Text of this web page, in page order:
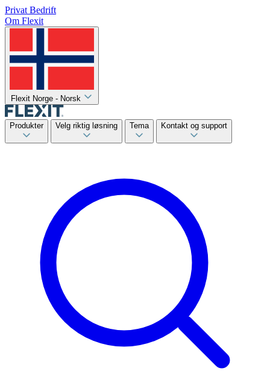
Privat Bedrift
Om Flexit
Flexit Norge - Norsk
Produkter Velg riktig løsning Tema Kontakt og support